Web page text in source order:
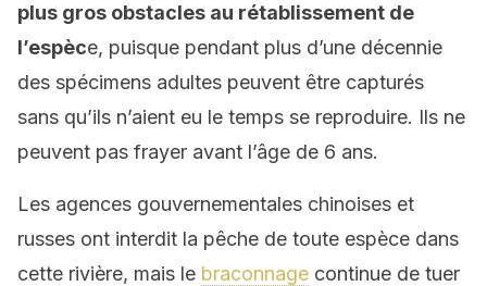
plus gros obstacles au rétablissement de
l’espèce, puisque pendant plus d’une décennie
des spécimens adultes peuvent être capturés
sans qu’ils n’aient eu le temps se reproduire. Ils ne
peuvent pas frayer avant l’âge de 6 ans.
Les agences gouvernementales chinoises et
russes ont interdit la pêche de toute espèce dans
cette rivière, mais le braconnage continue de tuer